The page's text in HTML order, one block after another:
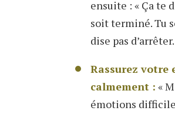
ensuite : « Ça te
soit terminé. Tu
dise pas
Rassurez
calmement : «
émotions